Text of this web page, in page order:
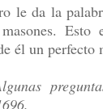
le da la
Esto
él un perfecto